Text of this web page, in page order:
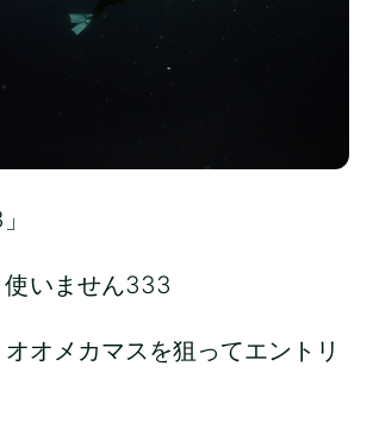
いません333
オメカマスを狙ってエントリ